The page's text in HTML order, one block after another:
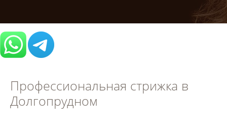
Профессиональная стрижка в
Долгопрудном